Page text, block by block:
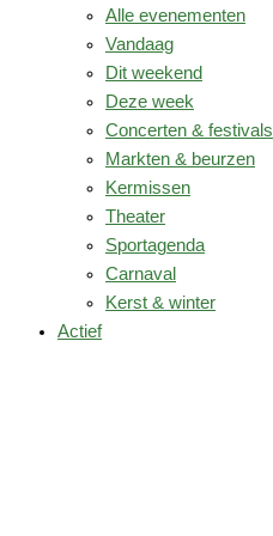
Alle evenementen
Vandaag
Dit weekend
Deze week
Concerten & festivals
Markten & beurzen
Kermissen
Theater
Sportagenda
Carnaval
Kerst & winter
Actief